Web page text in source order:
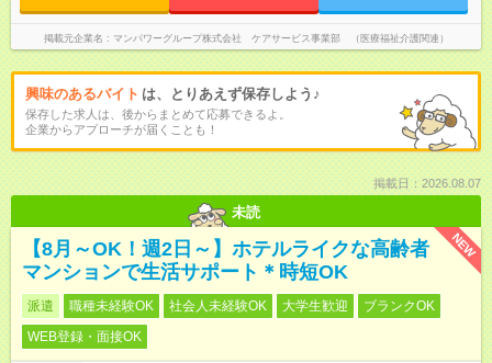
掲載元企業名 マンパワーグループ株式会社 ケアサービス事業部 （医療福祉介護関連）
興味のあるバイト は、とりあえず保存しよう♪
保存した求人は、後からまとめて応募できるよ。
企業からアプローチが届くことも！
掲載日：2026.08.07
未読
NEW
【8月～OK！週2日～】ホテルライクな高齢者
マンションで生活サポート＊時短OK
派遣 職種未経験OK 社会人未経験OK 大学生歓迎
ブランクOK
WEB登録・面接OK